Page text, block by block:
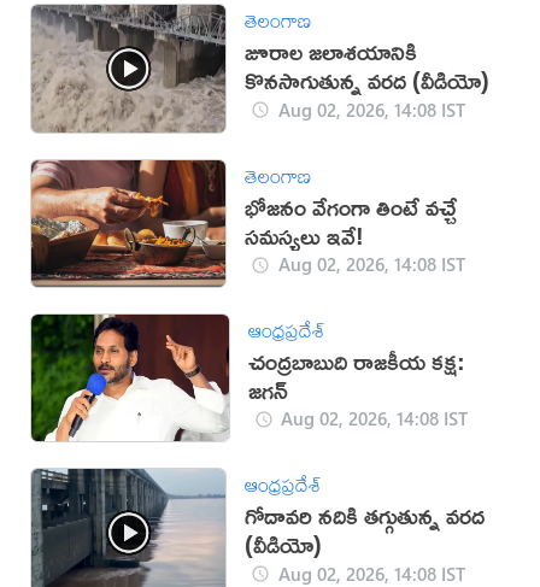
తెలంగాణ
జూరాల జలాశయానికి
కొనసాగుతున్న వరద (వీడియో)
Aug 02, 2026, 14:08 IST
తెలంగాణ
భోజనం వేగంగా తింటే వచ్చే
సమస్యలు ఇవే!
Aug 02, 2026, 14:08 IST
ఆంధ్రప్రదేశ్
చంద్రబాబుది రాజకీయ కక్ష:
జగన్
Aug 02, 2026, 14:08 IST
ఆంధ్రప్రదేశ్
గోదావరి నదికి తగ్గుతున్న వరద
(వీడియో)
Aug 02, 2026, 14:08 IST